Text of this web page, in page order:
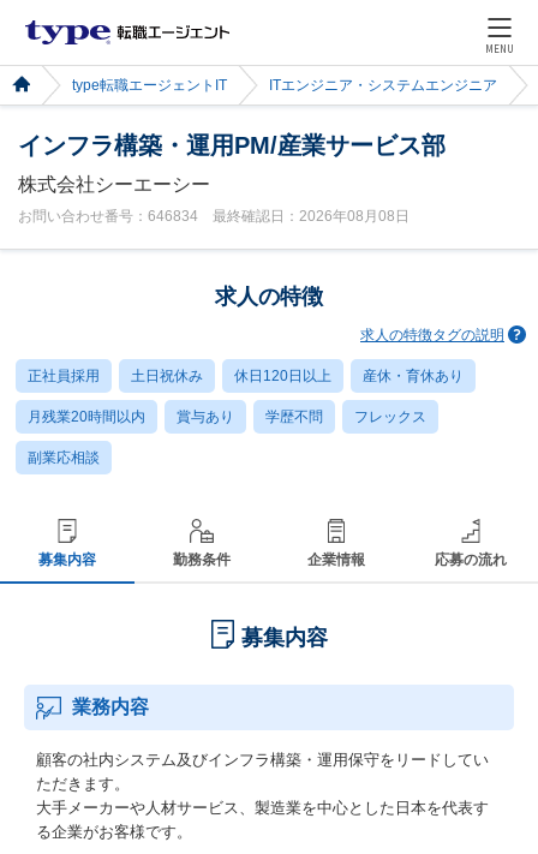
MENU
type転職エージェントIT ITエンジニア・システムエンジニア
インフラ構築・運用PM/産業サービス部
株式会社シーエーシー
お問い合わせ番号：646834 最終確認日：2026年08月08日
求人の特徴
求人の特徴タグの説明
正社員採用 土日祝休み 休日120日以上 産休・育休あり
月残業20時間以内 賞与あり 学歴不問 フレックス
副業応相談
募集内容 勤務条件 企業情報 応募の流れ
募集内容
業務内容
顧客の社内システム及びインフラ構築・運用保守をリードしてい
ただきます。
大手メーカーや人材サービス、製造業を中心とした日本を代表す
る企業がお客様です。